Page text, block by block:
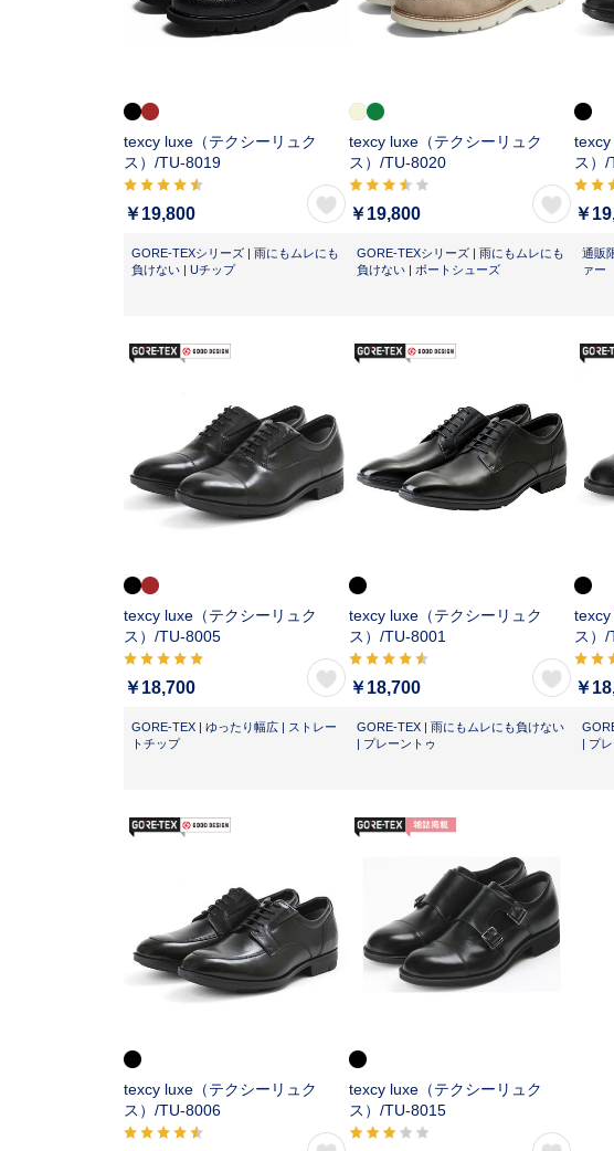
texcy luxe（テクシーリュク
ス）/TU-8019
￥19,800
GORE-TEXシリーズ | 雨にもムレにも
負けない | Uチップ
texcy luxe（テクシーリュク
ス）/TU-8020
￥19,800
GORE-TEXシリーズ | 雨にもムレにも
負けない | ボートシューズ
texcy
ス）/
￥
通販
ァー
texcy luxe（テクシーリュク
ス）/TU-8005
￥18,700
GORE-TEX | ゆったり幅広 | ストレー
トチップ
texcy luxe（テクシーリュク
ス）/TU-8001
￥18,700
GORE-TEX | 雨にもムレにも負けない
| プレーントゥ
texcy
ス）/
￥
| プ
texcy luxe（テクシーリュク
ス）/TU-8006
texcy luxe（テクシーリュク
ス）/TU-8015